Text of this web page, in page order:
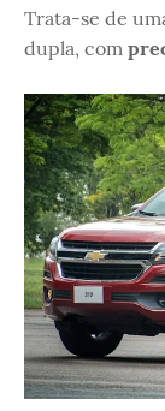
Trata-se de
dupla, com